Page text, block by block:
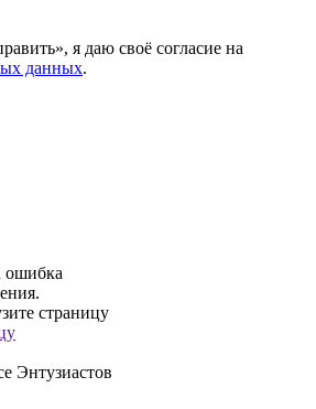
я даю своё согласие на
данных.
ошибка
страницу
Энтузиастов